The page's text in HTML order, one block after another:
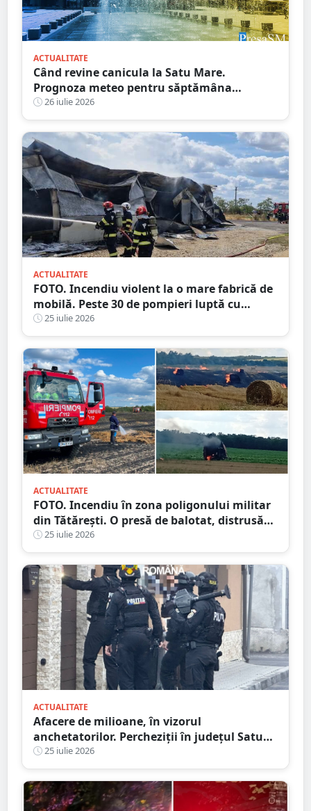
ACTUALITATE
Când revine canicula la Satu Mare.
Prognoza meteo pentru săptămâna
următoare
26 iulie 2026
ACTUALITATE
FOTO. Incendiu violent la o mare fabrică de
mobilă. Peste 30 de pompieri luptă cu
flăcările, județul vecin
25 iulie 2026
ACTUALITATE
FOTO. Incendiu în zona poligonului militar
din Tătărești. O presă de balotat, distrusă
complet! Flăcările s-au extins
25 iulie 2026
ACTUALITATE
Afacere de milioane, în vizorul
anchetatorilor. Percheziții în județul Satu
Mare, mai multe rețineri
25 iulie 2026